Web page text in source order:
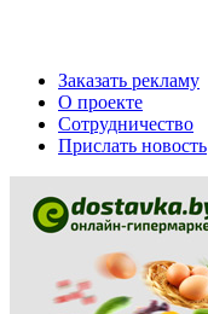
Заказать рекламу
О проекте
Сотрудничество
Прислать новость